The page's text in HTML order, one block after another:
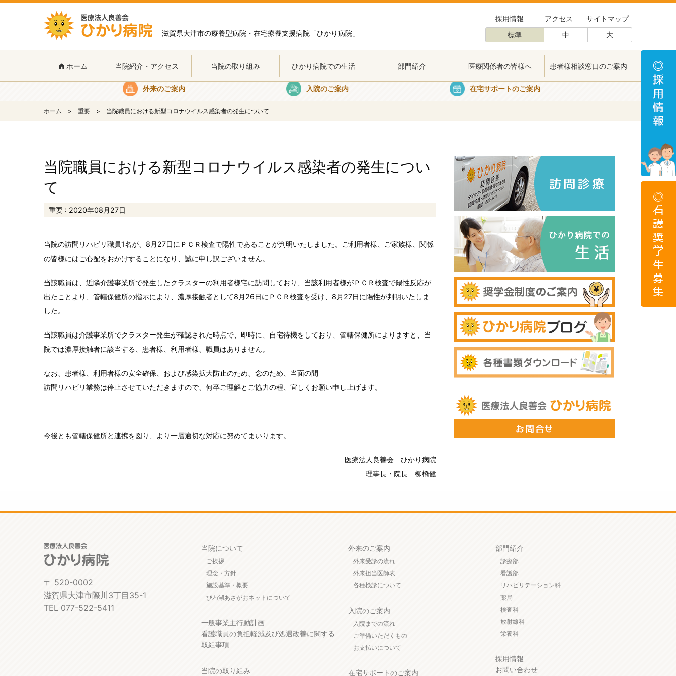
滋賀県大津市の療養型病院・在宅療養支援病院「ひかり病院」
採用情報 アクセス
サイトマップ
標準
中 大
ホーム 当院紹介・アクセス 当院の取り組み ひかり病院での生活 部門紹介 医療関係者の皆様へ 患者様相談窓口のご案内
外来のご案内 入院のご案内 在宅サポートのご案内
ホーム 重要 当院職員における新型コロナウイルス感染者の発生について
当院職員における新型コロナウイルス感染者の発生につい
て
重要 : 2020年08月27日
当院の訪問リハビリ職員1名が、8月27日にＰＣＲ検査で陽性であることが判明いたしました。ご利用者様、ご家族様、関係
の皆様にはご心配をおかけすることになり、誠に申し訳ございません。
当該職員は、近隣介護事業所で発生したクラスターの利用者様宅に訪問しており、当該利用者様がＰＣＲ検査で陽性反応が
出たことより、管轄保健所の指示により、濃厚接触者として8月26日にＰＣＲ検査を受け、8月27日に陽性が判明いたしま
した。
当該職員は介護事業所でクラスター発生が確認された時点で、即時に、自宅待機をしており、管轄保健所によりますと、当
院では濃厚接触者に該当する、患者様、利用者様、職員はありません。
なお、患者様、利用者様の安全確保、および感染拡大防止のため、念のため、当面の間
訪問リハビリ業務は停止させていただきますので、何卒ご理解とご協力の程、宜しくお願い申し上げます。
今後とも管轄保健所と連携を図り、より一層適切な対応に努めてまいります。
医療法人良善会 ひかり病院
理事長・院長 柳橋健
〒 520-0002
滋賀県大津市際川3丁目35-1
TEL 077-522-5411
当院について
ご挨拶
理念・方針
施設基準・概要
びわ湖あさがおネットについて
一般事業主行動計画
看護職員の負担軽減及び処遇改善に関する
取組事項
当院の取り組み
外来のご案内
外来受診の流れ
外来担当医師表
各種検診について
入院のご案内
入院までの流れ
ご準備いただくもの
お支払いについて
在宅サポートのご案内
部門紹介
診療部
看護部
リハビリテーション科
薬局
検査科
放射線科
栄養科
採用情報
お問い合わせ